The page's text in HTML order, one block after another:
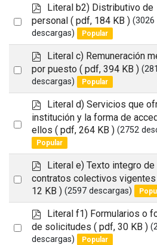
Select
p
d
f
Literal b2) Distributivo de
personal ( pdf, 184 KB ) (3026
descargas)
Popular
Select
p
d
f
Literal c) Remuneración
por puesto ( pdf, 394 KB )
descargas)
Popular
Select
item
p
d
f
Literal d) Servicios que
institución y la forma de
ellos ( pdf, 264 KB ) (2752
Popular
Select
p
d
f
Literal e) Texto integro de
contratos colectivos vigentes
12 KB ) (2597 descargas)
Select
p
d
f
Literal f1) Formularios o
de solicitudes ( pdf, 30 KB )
descargas)
Popular